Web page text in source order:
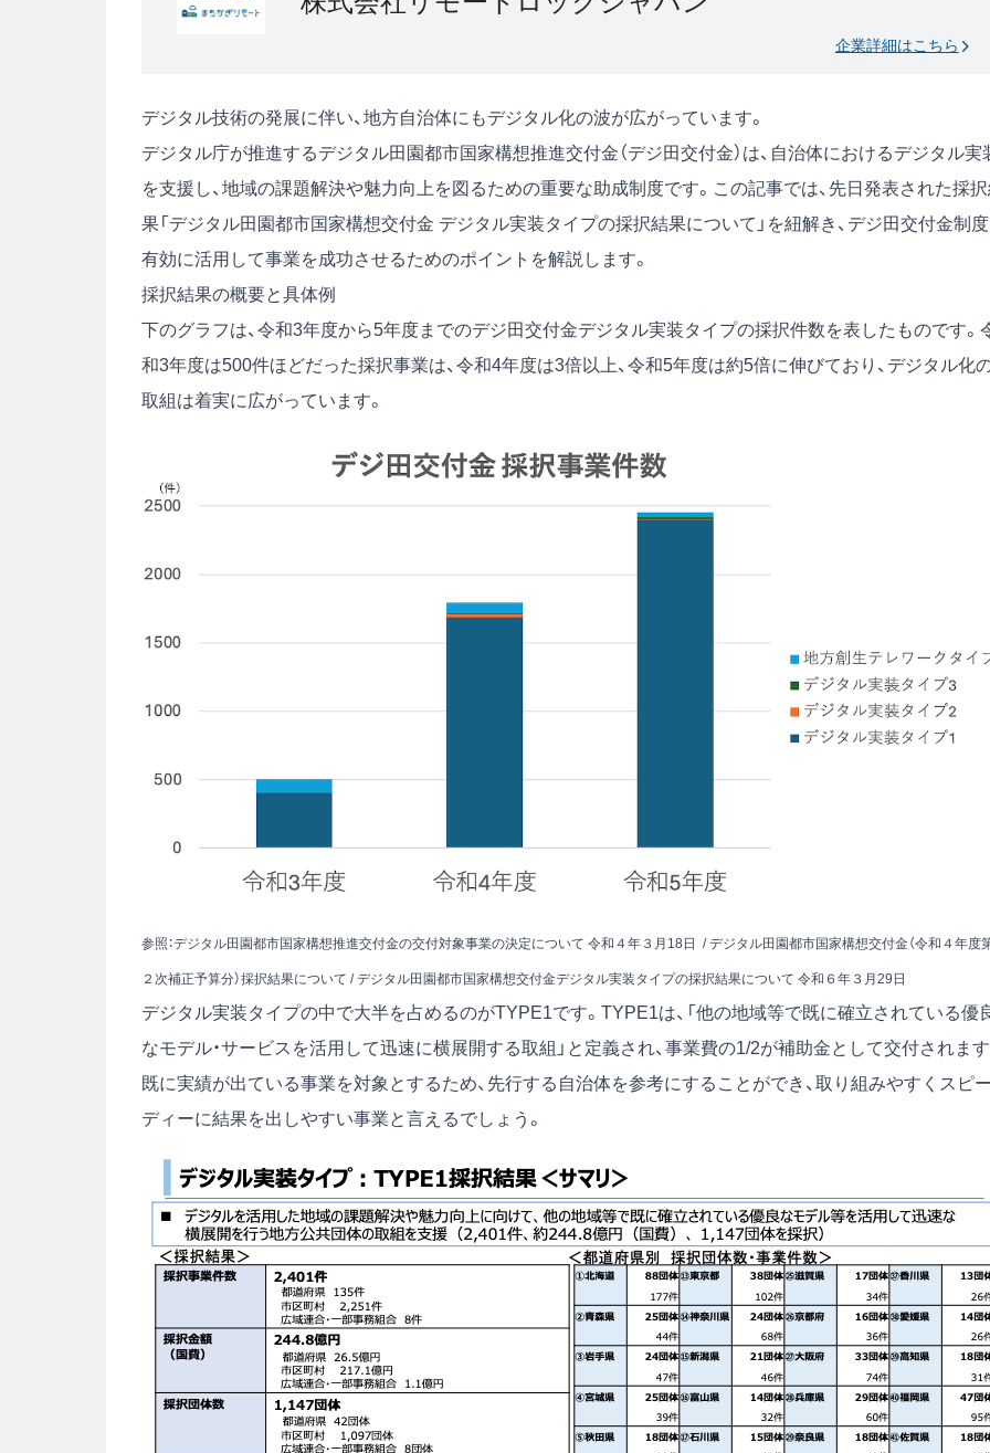
企業詳細はこちら
デジタル技術の発展に伴い、地方自治体にもデジタル化の波が広がっています。
デジタル庁が推進するデジタル田園都市国家構想推進交付金（デジ田交付金）は、自治体におけるデジタル実
を支援し、地域の課題解決や魅力向上を図るための重要な助成制度です。この記事では、先日発表された採
果「デジタル田園都市国家構想交付金 デジタル実装タイプの採択結果について」 を紐解き、デジ田交付金制
有効に活用して事業を成功させるためのポイントを解説します。
採択結果の概要と具体例
下のグラフは、令和3年度から5年度までのデジ田交付金デジタル実装タイプの採択件数を表したものです。
和3年度は500件ほどだった採択事業は、令和4年度は3倍以上、令和5年度は約5倍に伸びており、デジタル化
取組は着実に広がっています。
参照：デジタル田園都市国家構想推進交付金の交付対象事業の決定について 令和４年３月18日 /デジタル⽥園都市国家構想交付⾦（令和４年度
２次補正予算分）採択結果について /デジタル田園都市国家構想交付金デジタル実装タイプの採択結果について 令和６年３月29日
デジタル実装タイプの中で大半を占めるのがTYPE1です。TYPE1は、「他の地域等で既に確立されている優
なモデル・サービスを活用して迅速に横展開する取組」と定義され、事業費の1/2が補助金として交付されます
既に実績が出ている事業を対象とするため、先行する自治体を参考にすることができ、取り組みやすくスピ
ディーに結果を出しやすい事業と言えるでしょう。